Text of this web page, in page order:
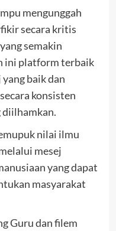
mengunggah
secara kritis
semakin
ini platform terbaik
baik dan
konsisten
diilhamkan.
nilai ilmu
mesej
yang dapat
masyarakat
Guru dan filem